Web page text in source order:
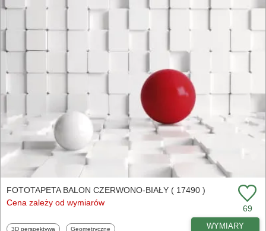
FOTOTAPETA BALON CZERWONO-BIAŁY ( 17490 )
Cena zależy od wymiarów
69
Fototapety
3D perspektywa Fototapety
Geometryczne WYMIARY